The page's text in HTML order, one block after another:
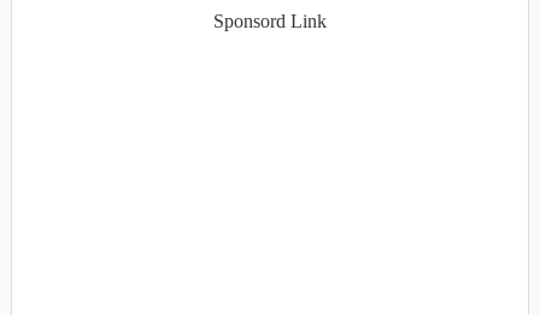
Sponsord Link